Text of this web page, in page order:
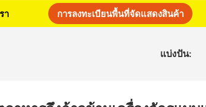
า การลงทะเบียนพื้นที่จัดแสดงสินค้า
แบ่งปัน: